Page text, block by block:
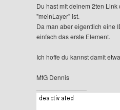
Du hast mit deinem 2ten
"meinLayer" ist.
Da man aber eigentlich eine
einfach das erste Element.
Ich hoffe du kannst damit
MfG Dennis